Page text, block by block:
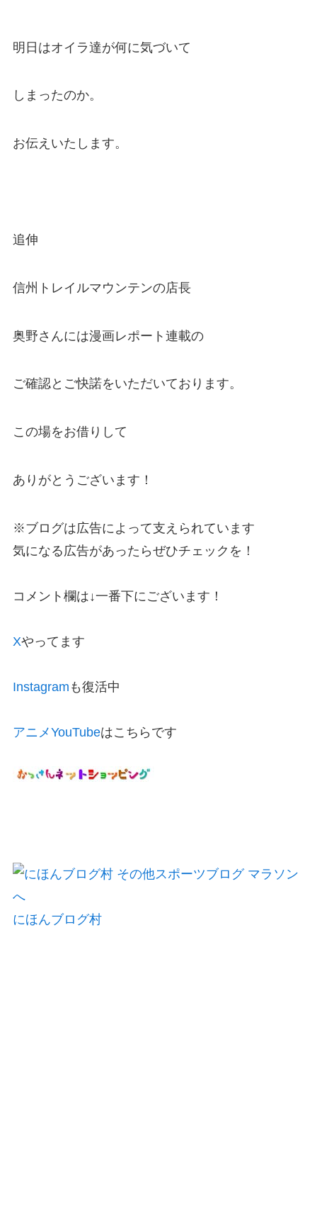
明日はオイラ達が何に気づいて
しまったのか。
お伝えいたします。
追伸
信州トレイルマウンテンの店長
奥野さんには漫画レポート連載の
ご確認とご快諾をいただいております。
この場をお借りして
ありがとうございます！
※ブログは広告によって支えられています
気になる広告があったらぜひチェックを！
コメント欄は↓一番下にございます！
Xやってます
Instagram も復活中
アニメYouTubeはこちらです
にほんブログ村